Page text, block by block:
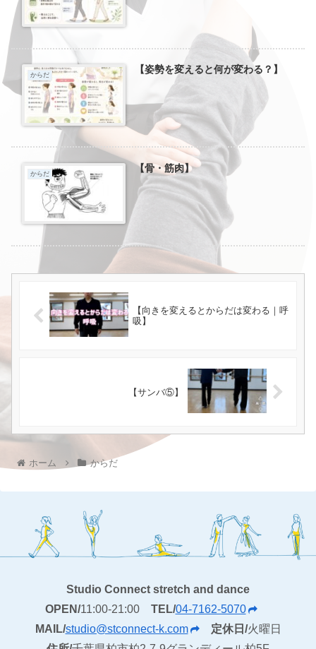
からだ 【姿勢を変えると何が変わる？】
からだ 【骨・筋肉】
【向きを変えるとからだは変わる｜呼
吸】
【サンバ⑤】
ホーム からだ
Studio Connect stretch and dance
OPEN/11:00-21:00 TEL/04-7162-5070
MAIL/studio@stconnect-k.com 定休日/火曜日